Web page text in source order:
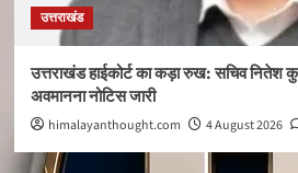
उत्तराखंड
उत्तराखंड हाईकोर्ट का कड़ा रुख: सचिव नितेश
अवमानना नोटिस जारी
himalayanthought.com 4 August 2026